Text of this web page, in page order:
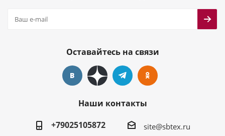
Оставайтесь на связи
Наши контакты
+79025105872
site@sbtex.ru